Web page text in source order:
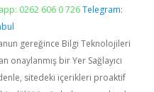
0262 606 0 726 Telegram:
gereğince Bilgi Teknolojileri
onaylanmış bir Yer Sağlayıcı
sitedeki içerikleri proaktif